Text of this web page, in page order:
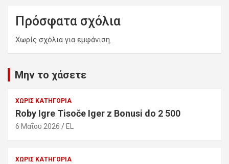
Πρόσφατα σχόλια
Χωρίς σχόλια για εμφάνιση.
Μην το χάσετε
ΧΩΡΊΣ ΚΑΤΗΓΟΡΊΑ
Roby Igre Tisoče Iger z Bonusi do 2 500
6 Μαΐου 2026 EL
ΧΩΡΊΣ ΚΑΤΗΓΟΡΊΑ